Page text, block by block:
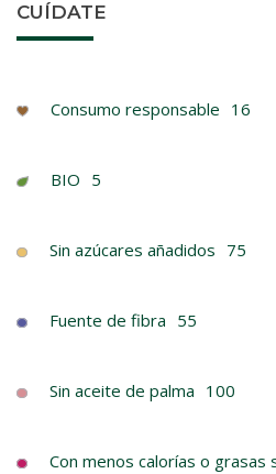
CUÍDATE
Consumo responsable 16
BIO 5
Sin azúcares añadidos 75
Fuente de fibra 55
Sin aceite de palma 100
Con menos calorías o grasas